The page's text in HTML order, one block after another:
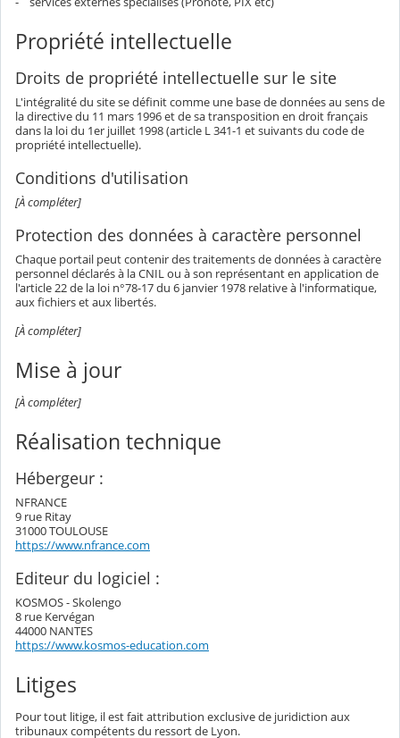
Propriété intellectuelle
Droits de propriété intellectuelle sur le site
L'intégralité du site se définit comme une base de données au sens de
la directive du 11 mars 1996 et de sa transposition en droit français
dans la loi du 1er juillet 1998 (article L 341-1 et suivants du code de
propriété intellectuelle).
Conditions d'utilisation
[À compléter]
Protection des données à caractère personnel
Chaque portail peut contenir des traitements de données à caractère
personnel déclarés à la CNIL ou à son représentant en application de
l'article 22 de la loi n°78-17 du 6 janvier 1978 relative à l'informatique,
aux fichiers et aux libertés.
[À compléter]
Mise à jour
[À compléter]
Réalisation technique
Hébergeur :
NFRANCE
9 rue Ritay
31000 TOULOUSE
https://www.nfrance.com
Editeur du logiciel :
KOSMOS - Skolengo
8 rue Kervégan
44000 NANTES
https://www.kosmos-education.com
Litiges
Pour tout litige, il est fait attribution exclusive de juridiction aux
tribunaux compétents du ressort de Lyon.